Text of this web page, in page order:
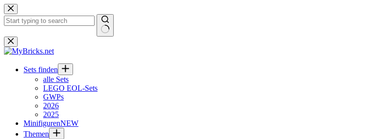
Zum
Inhalt
springen
Keine
Ergebnisse
Sets finden
alle Sets
LEGO EOL-Sets
GWPs
2026
2025
MinifigurenNEW
Themen